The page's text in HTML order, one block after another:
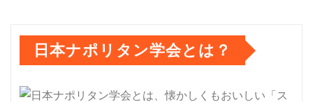
稿
の日本ナポリタン学会とは？